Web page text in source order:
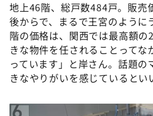
地上46階、総戸数484戸。販売
後からで、まるで王宮のように
階の価格は、関西では最高額
きな物件を任されることってな
っています」と岸さん。話題の
きなやりがいを感じているとい